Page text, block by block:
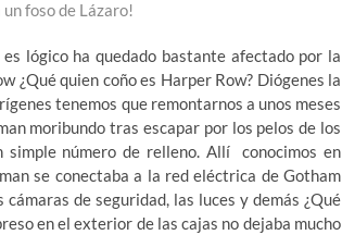
un foso de Lázaro!
lógico ha quedado bastante afectado por la
¿Qué quien coño es Harper Row? Diógenes la
tenemos que remontarnos a unos meses
moribundo tras escapar por los pelos de los
simple número de relleno. Allí conocimos en
se conectaba a la red eléctrica de Gotham
de seguridad, las luces y demás ¿Qué
en el exterior de las cajas no dejaba mucho